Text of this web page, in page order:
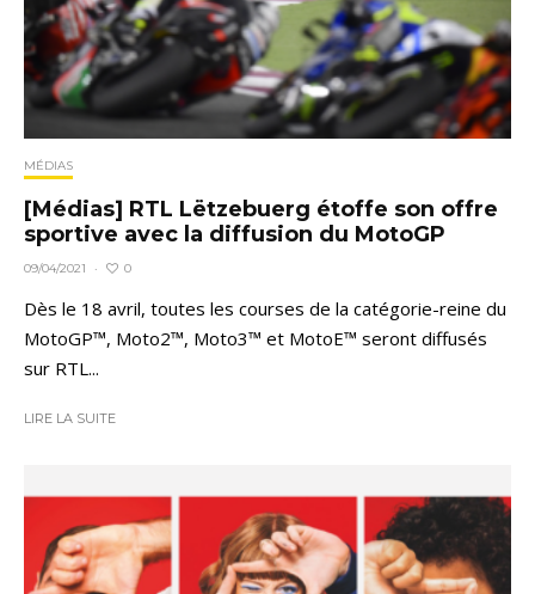
MÉDIAS
[Médias] RTL Lëtzebuerg étoffe son offre
sportive avec la diffusion du MotoGP
09/04/2021 · 0
Dès le 18 avril, toutes les courses de la catégorie-reine du
MotoGP™, Moto2™, Moto3™ et MotoE™ seront diffusés
sur RTL...
LIRE LA SUITE